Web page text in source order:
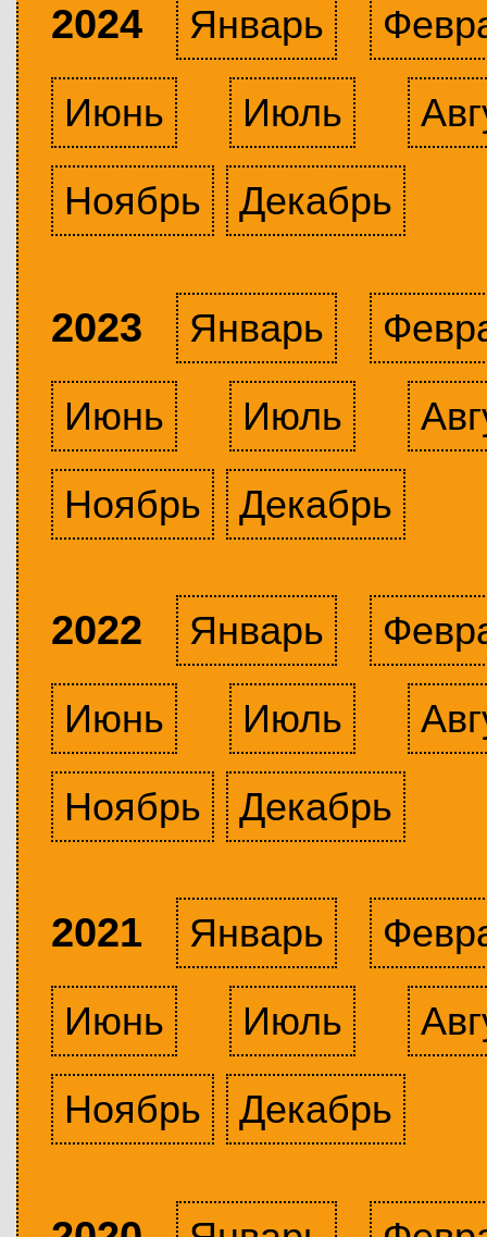
2024 Январь
Июнь
Июль
Ноябрь
Декабрь
2023 Январь
Июнь
Июль
Ноябрь
Декабрь
2022 Январь
Июнь
Июль
Ноябрь
Декабрь
2021 Январь
Июнь
Июль
Ноябрь
Декабрь